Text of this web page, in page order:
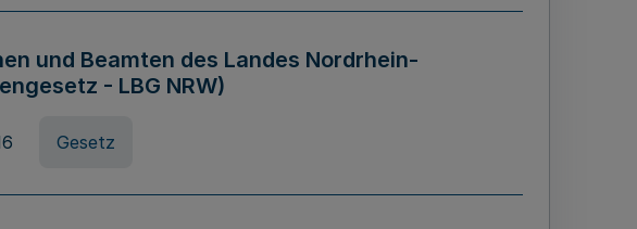
und Beamten des Landes Nordrhein-
- LBG NRW)
Gesetz